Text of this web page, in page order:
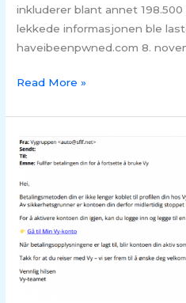
inkluderer blant annet
lekkede informasjonen ble
haveibeenpwned.com 8.
Read More »
Svindel
på
e-
post
–
Fullføre
betaling
til